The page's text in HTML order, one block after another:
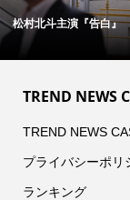
ジ 映画『オー
TREND NEWS
TREND NEWS
プライバシーポリ
ランキング